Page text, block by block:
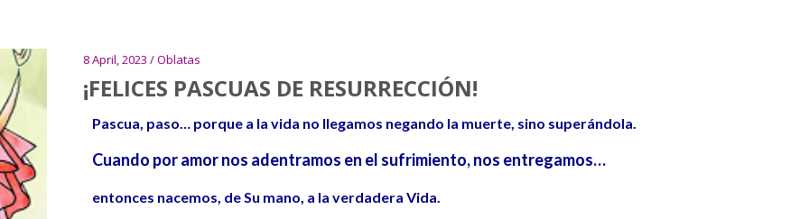
8 April, 2023 / Oblatas
¡FELICES PASCUAS DE RESURRECCIÓN!
Pascua, paso… porque a la vida no llegamos negando la muerte, sino superándola.
Cuando por amor nos adentramos en el sufrimiento, nos entregamos…
entonces nacemos, de Su mano, a la verdadera Vida.